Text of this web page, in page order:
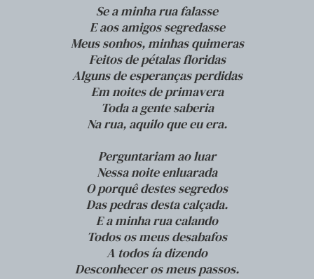
Se a minha rua falasse
E aos amigos segredasse
Meus sonhos, minhas quimeras
Feitos de pétalas floridas
Alguns de esperanças perdidas
Em noites de primavera
Toda a gente saberia
Na rua, aquilo que eu era.
Perguntariam ao luar
Nessa noite enluarada
O porquê destes segredos
Das pedras desta calçada.
E a minha rua calando
Todos os meus desabafos
A todos ía dizendo
Desconhecer os meus passos.